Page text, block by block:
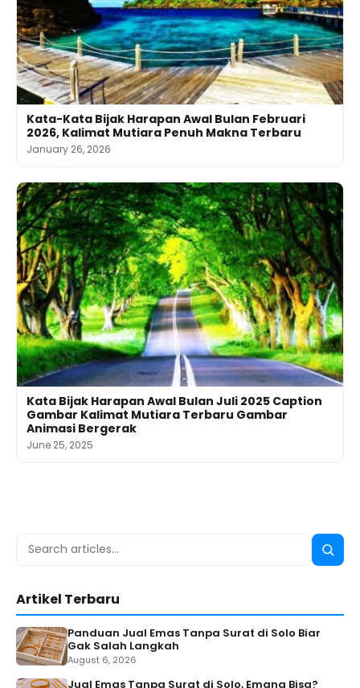
Kata-Kata Bijak Harapan Awal Bulan Februari
2026, Kalimat Mutiara Penuh Makna Terbaru
January 26, 2026
Kata Bijak Harapan Awal Bulan Juli 2025 Caption
Gambar Kalimat Mutiara Terbaru Gambar
Animasi Bergerak
June 25, 2025
Search
Search
Artikel Terbaru
Panduan Jual Emas Tanpa Surat di Solo Biar
Gak Salah Langkah
August 6, 2026
Jual Emas Tanpa Surat di Solo, Emang Bisa?